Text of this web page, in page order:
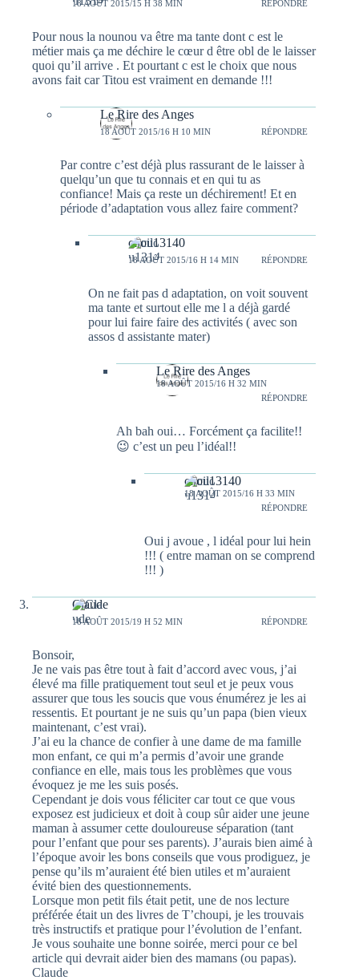
18 AOÛT 2015/15 H 38 MIN RÉPONDRE
Pour nous la nounou va être ma tante dont c est le
métier mais ça me déchire le cœur d être obl de le laisser
quoi qu’il arrive . Et pourtant c est le choix que nous
avons fait car Titou est vraiment en demande !!!
Le Rire des Anges
18 AOÛT 2015/16 H 10 MIN RÉPONDRE
Par contre c’est déjà plus rassurant de le laisser à
quelqu’un que tu connais et en qui tu as
confiance! Mais ça reste un déchirement! Et en
période d’adaptation vous allez faire comment?
cilou13140
18 AOÛT 2015/16 H 14 MIN RÉPONDRE
On ne fait pas d adaptation, on voit souvent
ma tante et surtout elle me l a déjà gardé
pour lui faire faire des activités ( avec son
assos d assistante mater)
Le Rire des Anges
18 AOÛT 2015/16 H 32 MIN
RÉPONDRE
Ah bah oui… Forcément ça facilite!!
😉 c’est un peu l’idéal!!
cilou13140
18 AOÛT 2015/16 H 33 MIN
RÉPONDRE
Oui j avoue , l idéal pour lui hein
!!! ( entre maman on se comprend
!!! )
Claude
18 AOÛT 2015/19 H 52 MIN RÉPONDRE
Bonsoir,
Je ne vais pas être tout à fait d’accord avec vous, j’ai
élevé ma fille pratiquement tout seul et je peux vous
assurer que tous les soucis que vous énumérez je les ai
ressentis. Et pourtant je ne suis qu’un papa (bien vieux
maintenant, c’est vrai).
J’ai eu la chance de confier à une dame de ma famille
mon enfant, ce qui m’a permis d’avoir une grande
confiance en elle, mais tous les problèmes que vous
évoquez je me les suis posés.
Cependant je dois vous féliciter car tout ce que vous
exposez est judicieux et doit à coup sûr aider une jeune
maman à assumer cette douloureuse séparation (tant
pour l’enfant que pour ses parents). J’aurais bien aimé à
l’époque avoir les bons conseils que vous prodiguez, je
pense qu’ils m’auraient été bien utiles et m’auraient
évité bien des questionnements.
Lorsque mon petit fils était petit, une de nos lecture
préférée était un des livres de T’choupi, je les trouvais
très instructifs et pratique pour l’évolution de l’enfant.
Je vous souhaite une bonne soirée, merci pour ce bel
article qui devrait aider bien des mamans (ou papas).
Claude